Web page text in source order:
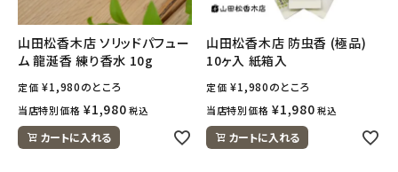
ナチュラムーン
エコメイト
山田松香木店 ソリッドパフュー
ム 龍涎香 練り香水 10g
定価 ¥1,980のところ
当店特別価格 ¥1,980 税込
カートに入れる
山田松香木店 防虫香 (極品)
10ヶ入 紙箱入
定価 ¥1,980のところ
当店特別価格 ¥1,980 税込
カートに入れる